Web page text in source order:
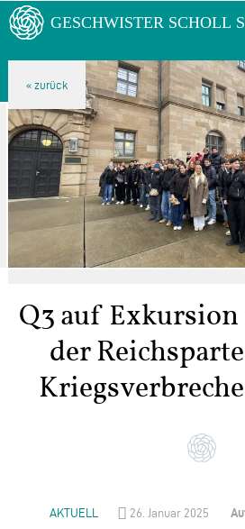
Q3 auf
der
AKTUELL 26. Januar 2025